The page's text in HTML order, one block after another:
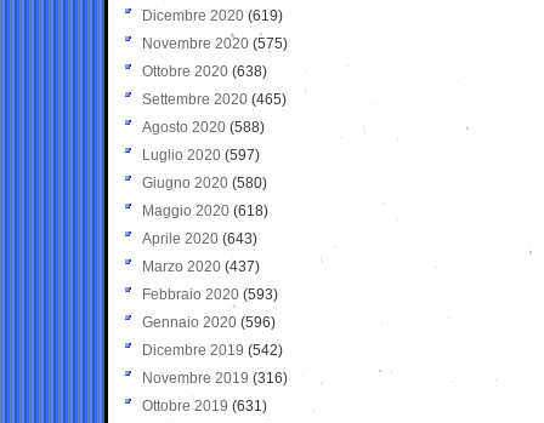
Dicembre 2020 (619)
Novembre 2020 (575)
Ottobre 2020 (638)
Settembre 2020(465)
Agosto 2020 (588)
Luglio 2020 (597)
Giugno 2020 (580)
Maggio 2020 (618)
Aprile 2020 (643)
Marzo 2020 (437)
Febbraio 2020 (593)
Gennaio 2020 (596)
Dicembre 2019 (542)
Novembre 2019 (316)
Ottobre 2019 (631)